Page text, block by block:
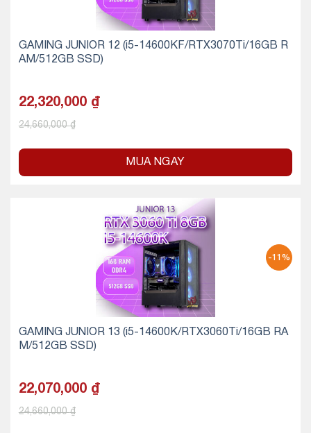
GAMING JUNIOR 12 (i5-14600KF/RTX3070Ti/16GB R
AM/512GB SSD)
22,320,000 ₫
24,660,000₫
MUA NGAY
-11%
GAMING JUNIOR 13 (i5-14600K/RTX3060Ti/16GB RA
M/512GB SSD)
22,070,000 ₫
24,660,000₫